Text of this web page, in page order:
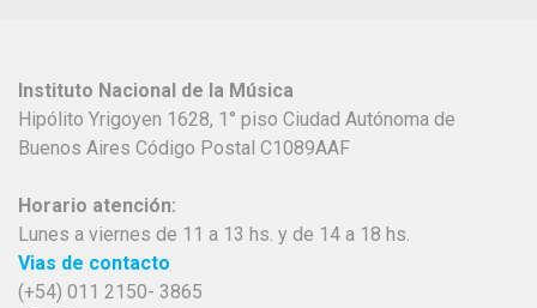
Instituto Nacional de la Música
Hipólito Yrigoyen 1628, 1° piso Ciudad Autónoma de
Buenos Aires Código Postal C1089AAF
Horario atención:
Lunes a viernes de 11 a 13 hs. y de 14 a 18 hs.
Vias de contacto
(+54) 011 2150- 3865